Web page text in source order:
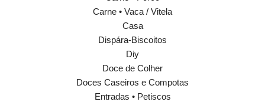
Carne • Vaca / Vitela
Casa
Dispára-Biscoitos
Diy
Doce de Colher
Doces Caseiros e Compotas
Entradas • Petiscos